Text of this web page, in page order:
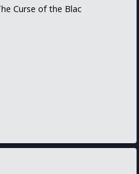
Curse of the Blac